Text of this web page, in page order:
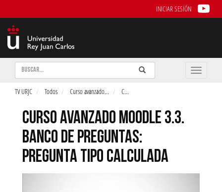
INICIAR SESIÓN
Buscar Enviar
Buscar
Toggle
TV URJC Todos Curso avanzado... C...
CURSO AVANZADO MOODLE 3.3.
BANCO DE PREGUNTAS:
PREGUNTA TIPO CALCULADA